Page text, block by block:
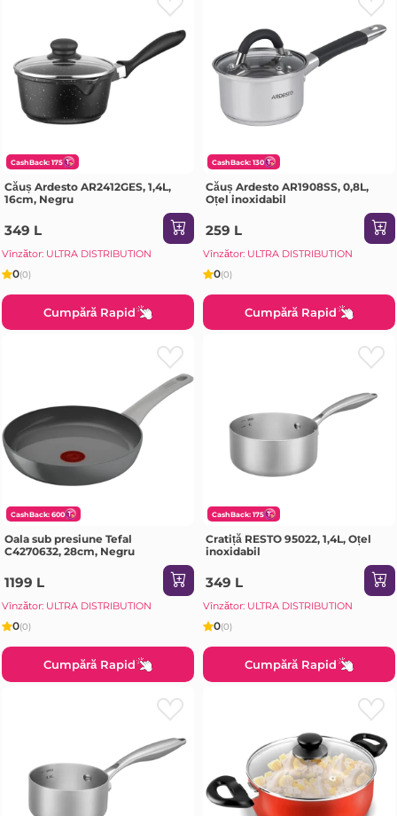
CashBack: 175
Căuș Ardesto AR2412GES, 1,4L,
16cm, Negru
349 L
Vînzător: ULTRA DISTRIBUTION
0(0)
Cumpără Rapid
CashBack: 130
Căuș Ardesto AR1908SS, 0,8L,
Oțel inoxidabil
259 L
Vînzător: ULTRA DISTRIBUTION
0(0)
Cumpără Rapid
CashBack: 600
Oala sub presiune Tefal
C4270632, 28cm, Negru
1199 L
Vînzător: ULTRA DISTRIBUTION
0(0)
Cumpără Rapid
CashBack: 175
Cratiță RESTO 95022, 1,4L, Oțel
inoxidabil
349 L
Vînzător: ULTRA DISTRIBUTION
0(0)
Cumpără Rapid